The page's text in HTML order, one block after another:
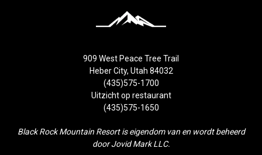
909 West Peace Tree Trail
Heber City, Utah 84032
(435)575-1700
Uitzicht op restaurant
(435)575-1650
Black Rock Mountain Resort is eigendom van en wordt beheerd
door Jovid Mark LLC.